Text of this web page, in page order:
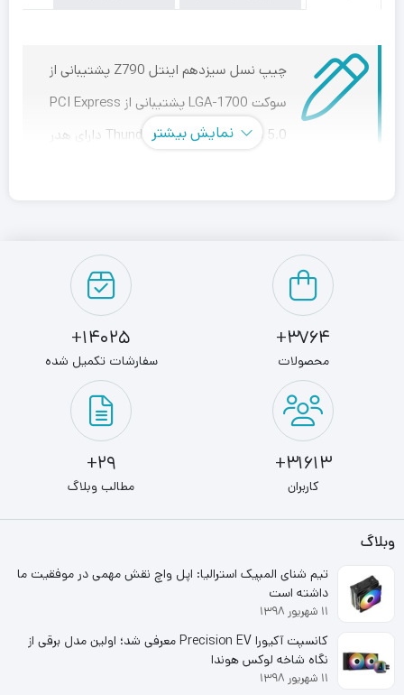
چیپ نسل سیزدهم اینتل Z790 پشتیبانی از
سوکت LGA-1700 پشتیبانی از PCI Express
5.0 پشتیبانی از
Thunderbolt 4.0 دارای هدر
مادربرد ایسوس
PRIME Z790-P D4 جدیدترین مادربرد سری
ATX است که نشان دهنده هم اندازه بودن آن نسبت به سایر
مادربردهای گیمینگ ایسوس است.
در ساخت مادربرد PRIME Z790-P D4، یک مدار تغذیه‌ قدرتمند
برای پردازنده مرکزی طراحی شده است که دارای 1+14 فاز
می‌باشد. با این اوصاف مادربرد پرایم ایسوس PRIME Z790-P
نمایش بیشتر
3764+
محصولات
14025+
سفارشات تکمیل شده
31613+
کاربران
29+
مطالب وبلاگ
وبلاگ
تیم شنای المپیک استرالیا: اپل واچ نقش مهمی در موفقیت ما
داشته است
۱۱ شهریور ۱۳۹۸
کانسپت آکیورا Precision EV معرفی شد؛ اولین مدل برقی از
نگاه شاخه لوکس هوندا
۱۱ شهریور ۱۳۹۸